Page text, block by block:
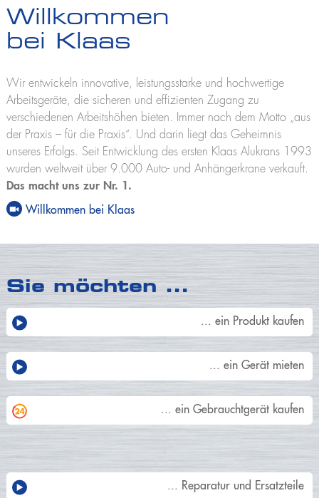
Willkommen
bei Klaas
Wir entwickeln innovative, leistungsstarke und hochwertige
Arbeitsgeräte, die sicheren und effizienten Zugang zu
verschiedenen Arbeitshöhen bieten. Immer nach dem Motto „aus
der Praxis – für die Praxis“. Und darin liegt das Geheimnis
unseres Erfolgs. Seit Entwicklung des ersten Klaas Alukrans 1993
wurden weltweit über 9.000 Auto- und Anhängerkrane verkauft.
Das macht uns zur Nr. 1.
Willkommen bei Klaas
Sie möchten …
... ein Produkt kaufen
... ein Gerät mieten
... ein Gebrauchtgerät kaufen
... Reparatur und Ersatzteile